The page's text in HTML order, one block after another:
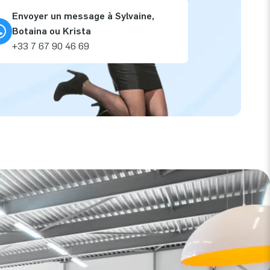
Envoyer un message à Sylvaine,
Botaina ou Krista
+33 7 67 90 46 69